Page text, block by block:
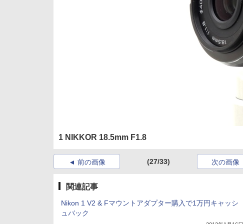
1 NIKKOR 18.5mm F1.8
前の画像 (27/33) 次の画像
関連記事
Nikon 1 V2 & Fマウントアダプター購入で1万円キャッシ
ュバック